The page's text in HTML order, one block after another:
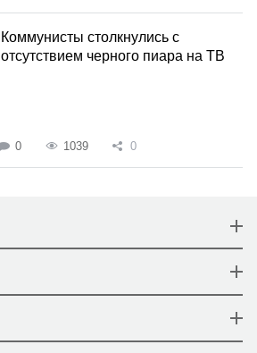
Коммунисты столкнулись с
отсутствием черного пиара на ТВ
0 1039 0